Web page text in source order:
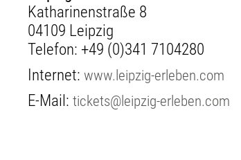
Katharinenstraße 8
04109 Leipzig
Telefon: +49 (0)341 7104280
Internet:www.leipzig-erleben.com
E-Mail:tickets@leipzig-erleben.com